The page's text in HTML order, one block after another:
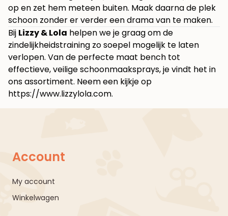
op en zet hem meteen buiten. Maak daarna de plek
schoon zonder er verder een drama van te maken.
Bij Lizzy & Lola helpen we je graag om de
zindelijkheidstraining zo soepel mogelijk te laten
verlopen. Van de perfecte maat bench tot
effectieve, veilige schoonmaaksprays, je vindt het in
ons assortiment. Neem een kijkje op
https://www.lizzylola.com.
Account
My account
Winkelwagen